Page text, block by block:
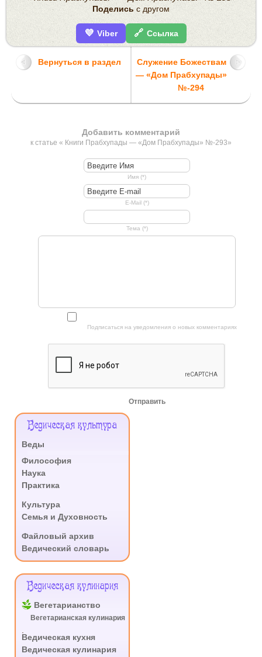
Поделись с другом
💜 Viber 🔗 Ссылка
Вернуться в раздел
Служение Божествам
— «Дом Прабхупады»
№-294
Добавить комментарий
к статье « Книги Прабхупады — «Дом Прабхупады» №-293»
Имя (*)
E-Mail (*)
Тема (*)
Подписаться на уведомления о новых комментариях
Отправить
Меню
Ведическая культура
Веды
Философия
Наука
Практика
Культура
Семья и Духовность
Файловый архив
Ведический словарь
Ведическая кулинария
Вегетарианство
Вегетарианская кулинария
Ведическая кухня
Ведическая кулинария